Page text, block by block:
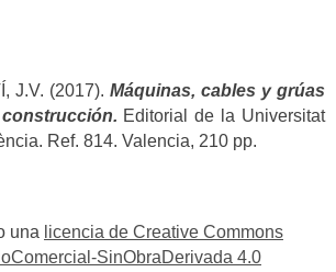
J.V. (2017). Máquinas, cables y grúas
Editorial de la Universitat
Ref. 814. Valencia, 210 pp.
una licencia de Creative Commons
SinObraDerivada 4.0